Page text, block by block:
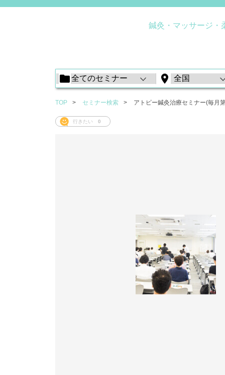
鍼灸・マッサージ・
TOP セミナー検索 アトピー鍼灸治療セミナー(毎月
行きたい 0